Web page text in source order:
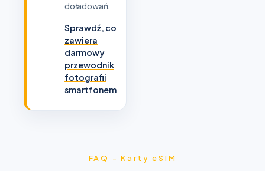
doładowań.
Sprawdź, co
zawiera
darmowy
przewodnik
fotografii
smartfonem
FAQ - Karty eSIM